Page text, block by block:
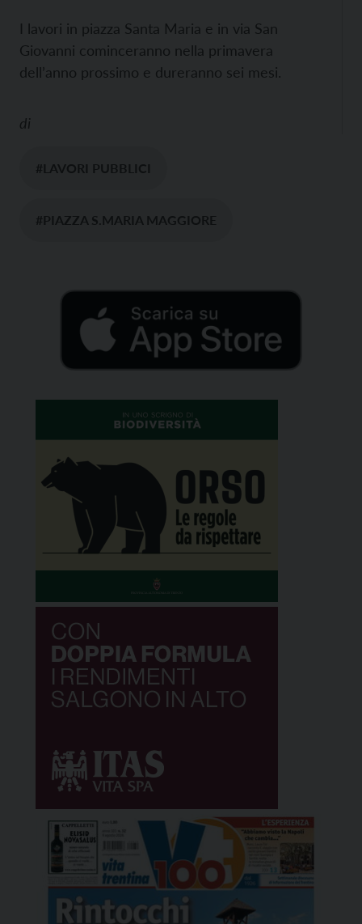
I lavori in piazza Santa Maria e in via San
Giovanni cominceranno nella primavera
dell’anno prossimo e dureranno sei mesi.
di
#LAVORI PUBBLICI
#PIAZZA S.MARIA MAGGIORE